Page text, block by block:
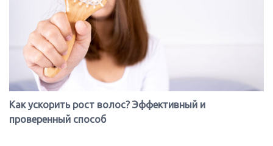
Как ускорить рост волос? Эффективный и
проверенный способ